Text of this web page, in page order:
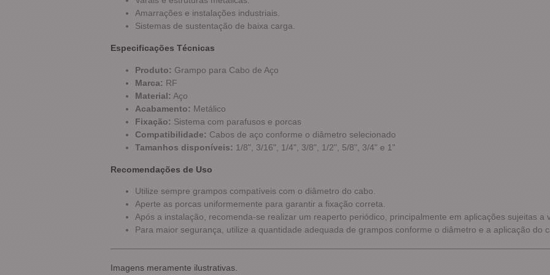
Amarrações e instalações industriais.
Sistemas de sustentação de baixa carga.
Especificações Técnicas
Produto:Grampo para Cabo de Aço
Marca:RF
Material:Aço
Acabamento:Metálico
Fixação:Sistema com parafusos e porcas
Compatibilidade:Cabos de aço conforme o diâmetro selecionado
Tamanhos disponíveis:1/8", 3/16", 1/4", 3/8", 1/2", 5/8", 3/4" e 1"
Recomendações de Uso
Utilize sempre grampos compatíveis com o diâmetro do cabo.
Aperte as porcas uniformemente para garantir a fixação correta.
Após a instalação, recomenda-se realizar um reaperto periódico, principalmente em aplicações sujeitas a
Para maior segurança, utilize a quantidade adequada de grampos conforme o diâmetro e a aplicação do
Imagens meramente ilustrativas.